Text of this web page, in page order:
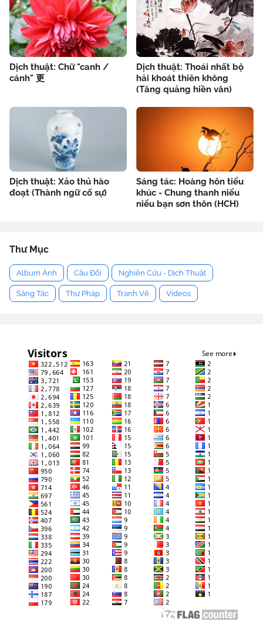
Dịch thuật: Chữ "canh /
cánh" 更
Dịch thuật: Thoái nhất bộ
hải khoát thiên không
(Tăng quảng hiền văn)
Dịch thuật: Xảo thủ hào
đoạt (Thành ngữ cố sự)
Sáng tác: Hoàng hôn tiểu
khúc - Chung thanh niểu
niểu bạn sơn thôn (HCH)
Thư Mục
Album Ảnh Câu Đối Nghiên Cứu - Dịch Thuật
Sáng Tác Thư Pháp Tranh Vẽ Videos